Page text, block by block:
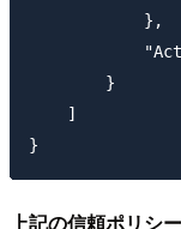
            },
        }
    ]
上記の信頼ポリシ